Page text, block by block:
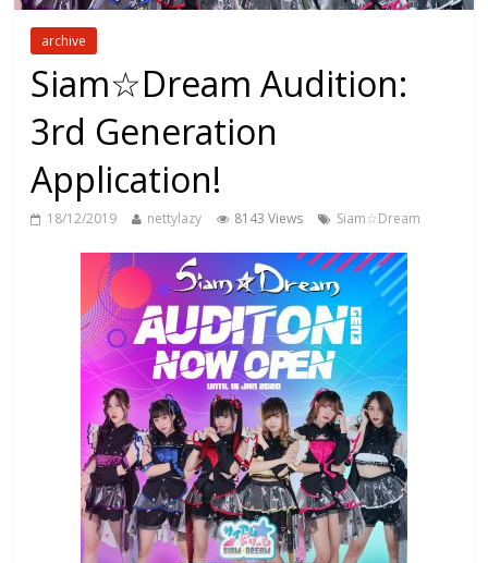
archive
Siam☆Dream Audition:
3rd Generation
Application!
18/12/2019 nettylazy 8143 Views Siam☆Dream